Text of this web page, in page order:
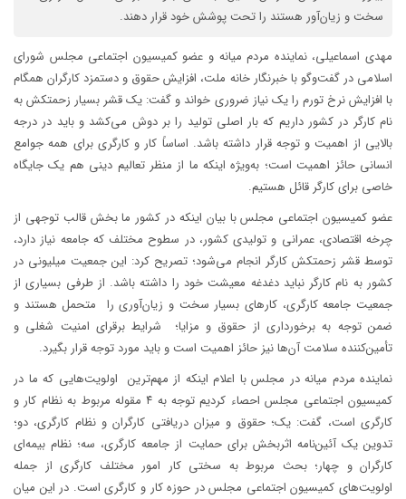
سخت و زیان‌آور هستند را تحت پوشش خود قرار دهند.
مهدی اسماعیلی، نماینده مردم میانه و عضو کمیسیون اجتماعی مجلس شورای
اسلامی در گفت‌وگو با خبرنگار خانه ملت، افزایش حقوق و دستمزد کارگران همگام
با افزایش نرخ تورم را یک نیاز ضروری خواند و گفت: یک قشر بسیار زحمتکش به
نام کارگر در کشور داریم که بار اصلی تولید را بر دوش می‌کشد و باید در درجه
بالایی از اهمیت و توجه قرار داشته باشد. اساساً کار و کارگری برای همه جوامع
انسانی حائز اهمیت است؛ به‌ویژه اینکه ما از منظر تعالیم دینی هم یک جایگاه
خاصی برای کارگر قائل هستیم.
عضو کمیسیون اجتماعی مجلس با بیان اینکه در کشور ما بخش قالب توجهی از
چرخه اقتصادی، عمرانی و تولیدی کشور، در سطوح مختلف که جامعه نیاز دارد،
توسط قشر زحمتکش کارگر انجام می‌شود؛ تصریح کرد: این جمعیت میلیونی در
کشور به نام کارگر نباید دغدغه معیشت خود را داشته باشد. از طرفی بسیاری از
جمعیت جامعه کارگری، کارهای بسیار سخت و زیان‌آوری را متحمل هستند و
ضمن توجه به برخورداری از حقوق و مزایا؛ شرایط برقرای امنیت شغلی و
تأمین‌کننده سلامت آن‌ها نیز حائز اهمیت است و باید مورد توجه قرار بگیرد.
نماینده مردم میانه در مجلس با اعلام اینکه از مهم‌ترین اولویت‌هایی که ما در
کمیسیون اجتماعی مجلس احصاء کردیم توجه به ۴ مقوله مربوط به نظام کار و
کارگری است، گفت: یک؛ حقوق و میزان دریافتی کارگران و نظام کارگری، دو؛
تدوین یک آئین‌نامه اثربخش برای حمایت از جامعه کارگری، سه؛ نظام بیمه‌ای
کارگران و چهار؛ بحث مربوط به سختی کار امور مختلف کارگری از جمله
اولویت‌های کمیسیون اجتماعی مجلس در حوزه کار و کارگری است. در این میان